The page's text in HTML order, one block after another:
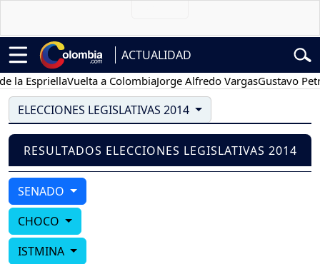
ACTUALIDAD
Vuelta a ColombiaJorge Alfredo VargasGustavo Petro
ELECCIONES LEGISLATIVAS 2014
RESULTADOS ELECCIONES LEGISLATIVAS 2014
SENADO
CHOCO
ISTMINA